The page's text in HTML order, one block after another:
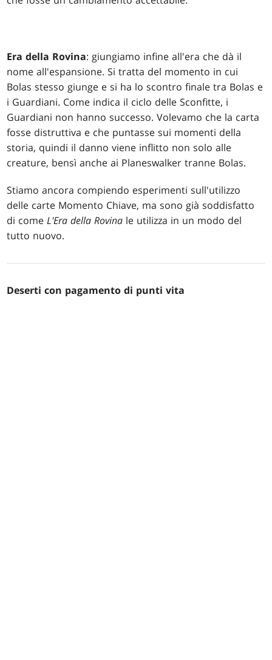
Era della Rovina: giungiamo infine all'era che dà il
nome all'espansione. Si tratta del momento in cui
Bolas stesso giunge e si ha lo scontro finale tra Bolas e
i Guardiani. Come indica il ciclo delle Sconfitte, i
Guardiani non hanno successo. Volevamo che la carta
fosse distruttiva e che puntasse sui momenti della
storia, quindi il danno viene inflitto non solo alle
creature, bensì anche ai Planeswalker tranne Bolas.
Stiamo ancora compiendo esperimenti sull'utilizzo
delle carte Momento Chiave, ma sono già soddisfatto
di comeL'Era della Rovina le utilizza in un modo del
tutto nuovo.
Deserti con pagamento di punti vita